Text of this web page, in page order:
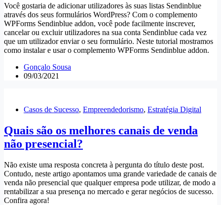
Você gostaria de adicionar utilizadores às suas listas Sendinblue
através dos seus formulários WordPress? Com o complemento
WPForms Sendinblue addon, você pode facilmente inscrever,
cancelar ou excluir utilizadores na sua conta Sendinblue cada vez
que um utilizador enviar o seu formulário. Neste tutorial mostramos
como instalar e usar o complemento WPForms Sendinblue addon.
Gonçalo Sousa
09/03/2021
Casos de Sucesso, Empreendedorismo, Estratégia Digital
Quais são os melhores canais de venda
não presencial?
Não existe uma resposta concreta à pergunta do título deste post.
Contudo, neste artigo apontamos uma grande variedade de canais de
venda não presencial que qualquer empresa pode utilizar, de modo a
rentabilizar a sua presença no mercado e gerar negócios de sucesso.
Confira agora!